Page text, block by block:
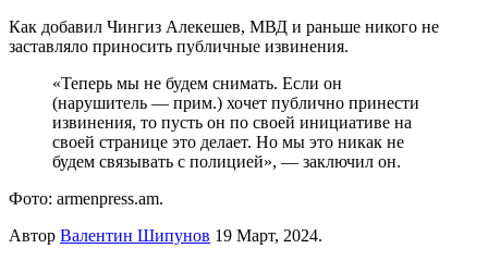
Как добавил Чингиз Алекешев, МВД и раньше никого не
заставляло приносить публичные извинения.
«Теперь мы не будем снимать. Если он
(нарушитель — прим.) хочет публично принести
извинения, то пусть он по своей инициативе на
своей странице это делает. Но мы это никак не
будем связывать с полицией», — заключил он.
Фото: armenpress.am.
Автор Валентин Шипунов 19 Март, 2024.